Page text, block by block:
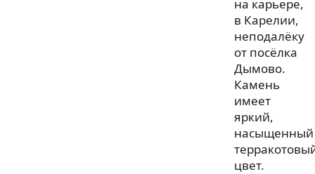
на карьере,
в Карелии,
неподалёку
от посёлка
Дымово.
Камень
имеет
яркий,
насыщенный
цвет.